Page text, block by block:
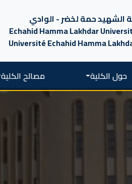
الشهيد حمة لخضر - الوادي
Echahid Hamma Lakhdar
Université Echahid Hamma
حول الكلية مصالح الكلية